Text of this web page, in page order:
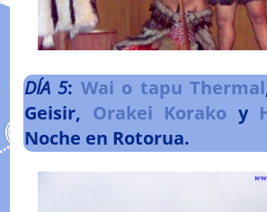
DÍA5: Wai o tapu Thermal
Geisir, Orakei Korako y
Noche en Rotorua.